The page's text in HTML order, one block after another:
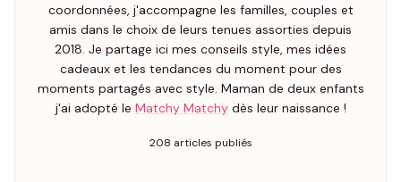
coordonnées, j'accompagne les familles, couples et
amis dans le choix de leurs tenues assorties depuis
2018. Je partage ici mes conseils style, mes idées
cadeaux et les tendances du moment pour des
moments partagés avec style. Maman de deux enfants
j'ai adopté le Matchy Matchydès leur naissance !
208 articles publiés